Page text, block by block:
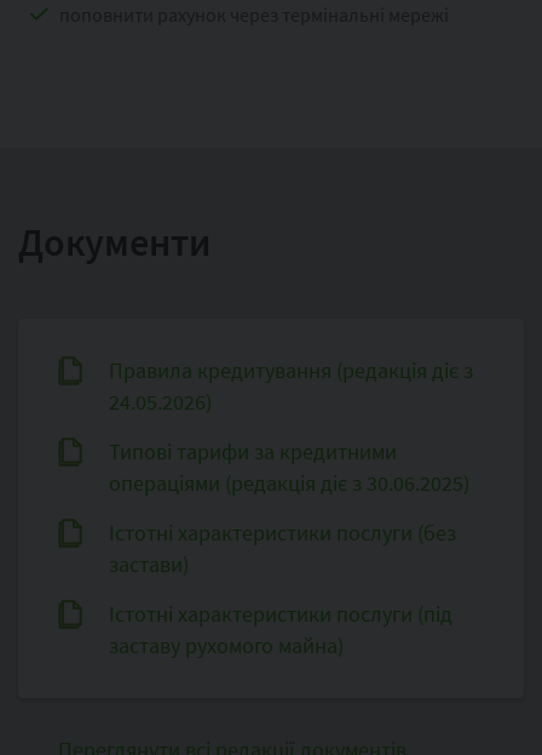
Документи
Правила кредитування (редакція діє з
24.05.2026)
Типові тарифи за кредитними
операціями (редакція діє з 30.06.2025)
Істотні характеристики послуги (без
застави)
Істотні характеристики послуги (під
заставу рухомого майна)
Переглянути всі редакції документів